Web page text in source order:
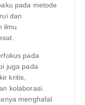
pada metode
dan
ilmu
pada
juga pada
kritis,
kolaborasi.
menghafal